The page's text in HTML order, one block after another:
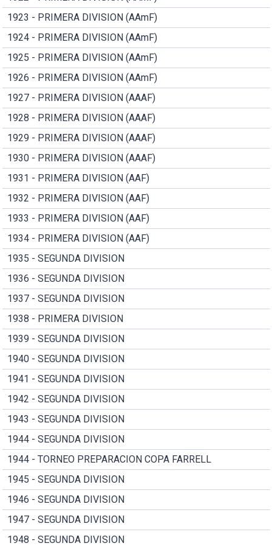
1923 - PRIMERA DIVISION (AAmF)
1924 - PRIMERA DIVISION (AAmF)
1925 - PRIMERA DIVISION (AAmF)
1926 - PRIMERA DIVISION (AAmF)
1927 - PRIMERA DIVISION (AAAF)
1928 - PRIMERA DIVISION (AAAF)
1929 - PRIMERA DIVISION (AAAF)
1930 - PRIMERA DIVISION (AAAF)
1931 - PRIMERA DIVISION (AAF)
1932 - PRIMERA DIVISION (AAF)
1933 - PRIMERA DIVISION (AAF)
1934 - PRIMERA DIVISION (AAF)
1935 - SEGUNDA DIVISION
1936 - SEGUNDA DIVISION
1937 - SEGUNDA DIVISION
1938 - PRIMERA DIVISION
1939 - SEGUNDA DIVISION
1940 - SEGUNDA DIVISION
1941 - SEGUNDA DIVISION
1942 - SEGUNDA DIVISION
1943 - SEGUNDA DIVISION
1944 - SEGUNDA DIVISION
1944 - TORNEO PREPARACION COPA FARRELL
1945 - SEGUNDA DIVISION
1946 - SEGUNDA DIVISION
1947 - SEGUNDA DIVISION
1948 - SEGUNDA DIVISION